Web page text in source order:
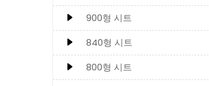
900형 시트
840형 시트
800형 시트